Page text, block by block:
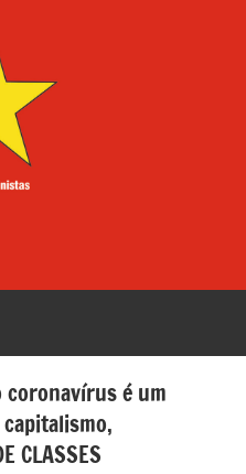
coronavírus é um
CLASSES